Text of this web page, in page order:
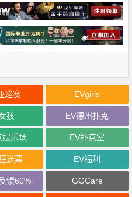
巡赛 EVgirls
孩 EV德州扑克
娱乐场 EV扑克室
送票 EV福利
馈60% GGCare